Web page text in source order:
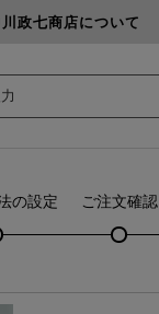
政七商店について
の設定 ご注文確認